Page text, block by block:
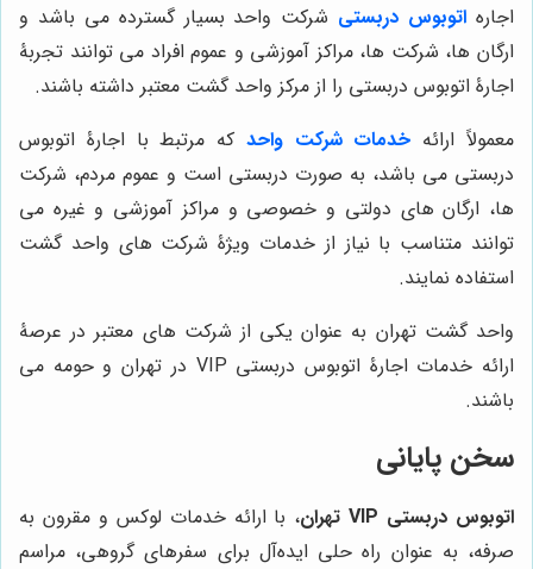
اجاره اتوبوس دربستی شرکت واحد بسیار گسترده می باشد و
ارگان ها، شرکت ها، مراکز آموزشی و عموم افراد می توانند تجربۀ
اجارۀ اتوبوس دربستی را از مرکز واحد گشت معتبر داشته باشند.
معمولاً ارائه خدمات شرکت واحد که مرتبط با اجارۀ اتوبوس
دربستی می باشد، به صورت دربستی است و عموم مردم، شرکت
ها، ارگان های دولتی و خصوصی و مراکز آموزشی و غیره می
توانند متناسب با نیاز از خدمات ویژۀ شرکت های واحد گشت
استفاده نمایند.
واحد گشت تهران به عنوان یکی از شرکت های معتبر در عرصۀ
ارائه خدمات اجارۀ اتوبوس دربستی VIP در تهران و حومه می
باشند.
سخن پایانی
اتوبوس دربستی VIP تهران
، با ارائه خدمات لوکس و مقرون به
صرفه، به عنوان راه حلی ایده‌آل برای سفرهای گروهی، مراسم